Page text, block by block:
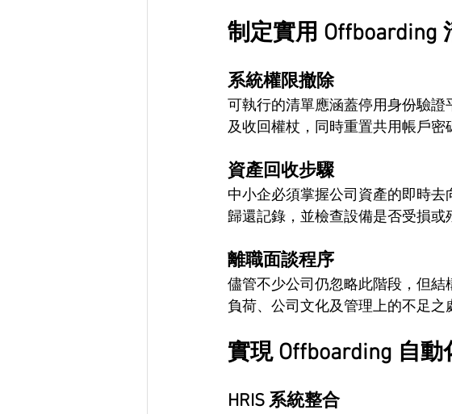
制定實用 Offboarding
系統權限撤除
可執行的清單應涵蓋停用身份驗證
及收回權杖，同時重置共用帳戶密
資產回收步驟
中小企必須掌握公司資產的即時
歸還記錄，並檢查設備是否受損或
離職面談程序
儘管不少公司仍忽略此階段，但
負荷、公司文化及管理上的不足之
實現 Offboarding 自動
HRIS 系統整合